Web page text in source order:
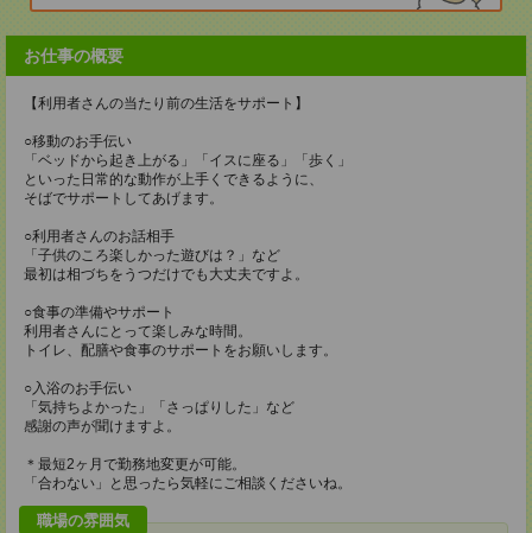
お仕事の概要
【利用者さんの当たり前の生活をサポート】
○移動のお手伝い
「ベッドから起き上がる」「イスに座る」「歩く」
といった日常的な動作が上手くできるように、
そばでサポートしてあげます。
○利用者さんのお話相手
「子供のころ楽しかった遊びは？」など
最初は相づちをうつだけでも大丈夫ですよ。
○食事の準備やサポート
利用者さんにとって楽しみな時間。
トイレ、配膳や食事のサポートをお願いします。
○入浴のお手伝い
「気持ちよかった」「さっぱりした」など
感謝の声が聞けますよ。
＊最短2ヶ月で勤務地変更が可能。
「合わない」と思ったら気軽にご相談くださいね。
職場の雰囲気